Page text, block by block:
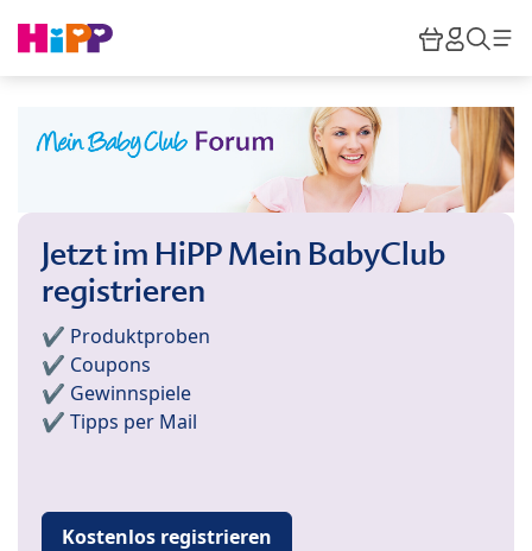
HiPP
Jetzt im HiPP Mein BabyClub
registrieren
✔️ Produktproben
✔️ Coupons
✔️ Gewinnspiele
✔️ Tipps per Mail
Kostenlos registrieren